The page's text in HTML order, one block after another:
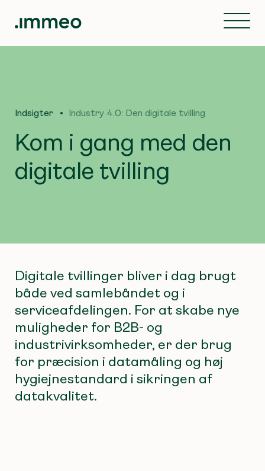
Indsigter Industry 4.0: Den digitale tvilling
Kom i gang med den
digitale tvilling
Digitale tvillinger bliver i dag brugt
både ved samlebåndet og i
serviceafdelingen. For at skabe nye
muligheder for B2B- og
industrivirksomheder, er der brug
for præcision i datamåling og høj
hygiejnestandard i sikringen af
datakvalitet.